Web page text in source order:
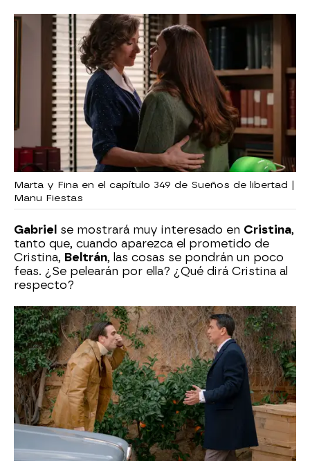
Marta y Fina en el capítulo 349 de Sueños de libertad |
Manu Fiestas
Gabriel se mostrará muy interesado en Cristina,
tanto que, cuando aparezca el prometido de
Cristina, Beltrán, las cosas se pondrán un poco
feas. ¿Se pelearán por ella? ¿Qué dirá Cristina al
respecto?